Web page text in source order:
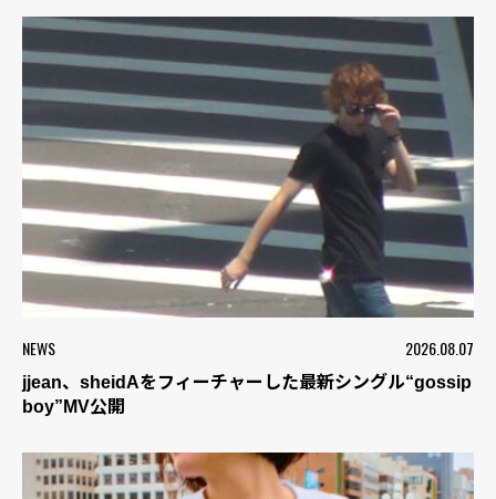
NEWS 2026.08.07
jjean、sheidAをフィーチャーした最新シングル“gossip
boy”MV公開